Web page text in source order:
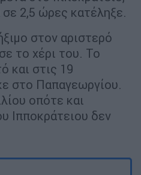
2,5 ώρες κατέληξε.
στον αριστερό
το χέρι του. Το
και στις 19
στο Παπαγεωργίου.
οπότε και
Ιπποκράτειου δεν